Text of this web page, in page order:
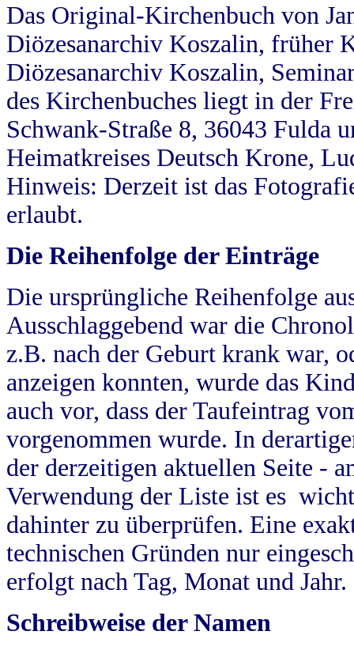
Das Original-Kirchenbuch von
Diözesanarchiv Koszalin, früher
Diözesanarchiv Koszalin,
des Kirchenbuches liegt in der
Schwank-Straße 8, 36043 Fulda
Heimatkreises Deutsch Krone,
Hinweis: Derzeit ist das
erlaubt.
Die Reihenfolge der Einträge
Die ursprüngliche Reihenfolge
Ausschlaggebend war die
z.B. nach der Geburt krank war,
anzeigen konnten, wurde das
auch vor, dass der Taufeintrag
vorgenommen wurde. In
der derzeitigen aktuellen Seite -
Verwendung der Liste ist es
dahinter zu überprüfen. Eine
technischen Gründen nur
erfolgt nach Tag, Monat und Jahr.
Schreibweise der Namen